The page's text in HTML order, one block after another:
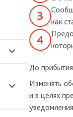
как
До прибытия
Изменять
и в целях